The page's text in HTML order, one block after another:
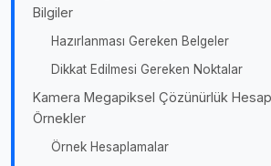
Bilgiler
Hazırlanması Gereken Belgeler
Dikkat Edilmesi Gereken Noktalar
Kamera Megapiksel Çözünürlük
Örnekler
Örnek Hesaplamalar